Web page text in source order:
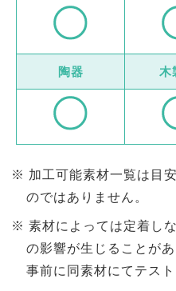
陶器 木
加工可能素材一覧は目
のではありません。
素材によっては定着し
の影響が生じることが
事前に同素材にてテスト